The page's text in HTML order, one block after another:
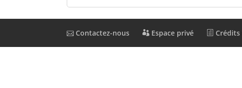
Contactez-nous Espace privé